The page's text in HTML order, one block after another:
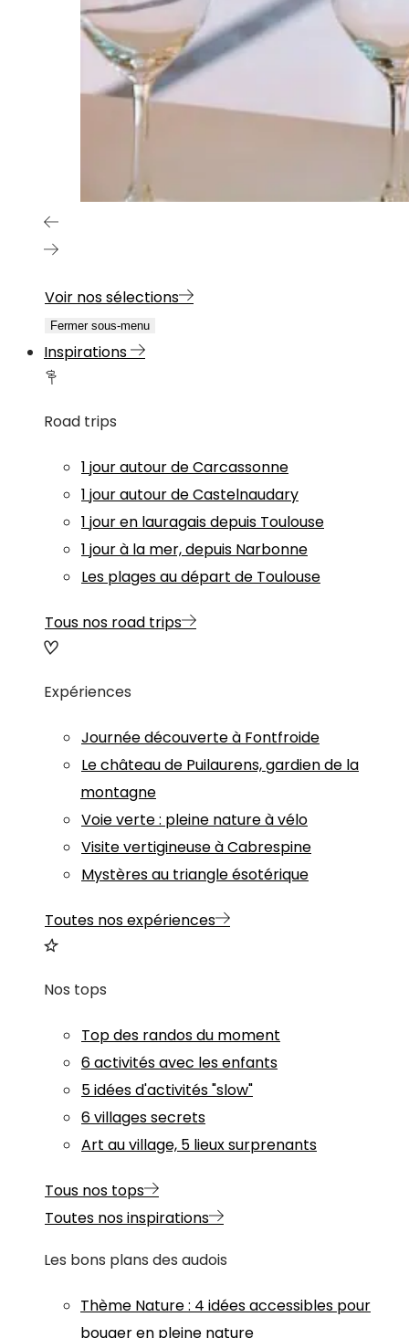
Voir nos sélections
Fermer sous-menu
Inspirations
Road trips
1 jour autour de Carcassonne
1 jour autour de Castelnaudary
1 jour en lauragais depuis Toulouse
1 jour à la mer, depuis Narbonne
Les plages au départ de Toulouse
Tous nos road trips
Expériences
Journée découverte à Fontfroide
Le château de Puilaurens, gardien de la
montagne
Voie verte : pleine nature à vélo
Visite vertigineuse à Cabrespine
Mystères au triangle ésotérique
Toutes nos expériences
Nos tops
Top des randos du moment
6 activités avec les enfants
5 idées d'activités "slow"
6 villages secrets
Art au village, 5 lieux surprenants
Tous nos tops
Toutes nos inspirations
Les bons plans des audois
Thème Nature: 4 idées accessibles pour
bouger en pleine nature